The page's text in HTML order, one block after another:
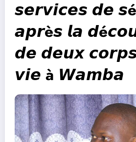
𝙨𝙚𝙧𝙫𝙞𝙘𝙚𝙨 𝙙𝙚
𝙖𝙥𝙧è𝙨 𝙡𝙖
𝙙𝙚 𝙙𝙚𝙪𝙭
𝙫𝙞𝙚 à 𝙒𝙖𝙢𝙗𝙖